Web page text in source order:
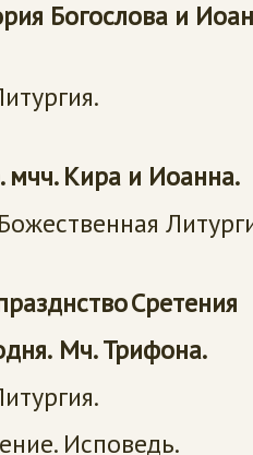
и
Кира и Иоанна.
Сретения
Мч. Трифона.
Исповедь.